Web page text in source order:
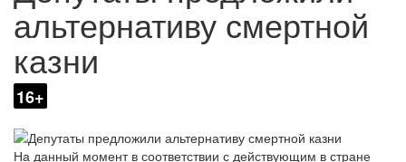
альтернативу смертной
казни
16+
На данный момент в соответствии с действующим в стране